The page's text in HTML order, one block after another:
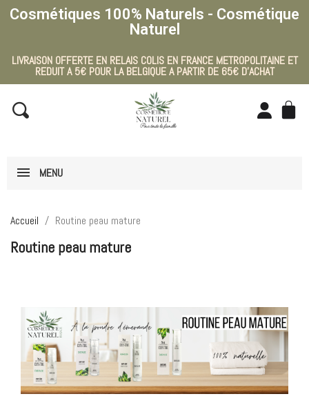
Cosmétiques 100% Naturels - Cosmétique
Naturel
LIVRAISON OFFERTE EN RELAIS COLIS EN FRANCE METROPOLITAINE ET
REDUIT A 5€ POUR LA BELGIQUE A PARTIR DE 65€ D'ACHAT
MENU
Accueil Routine peau mature
Routine peau mature